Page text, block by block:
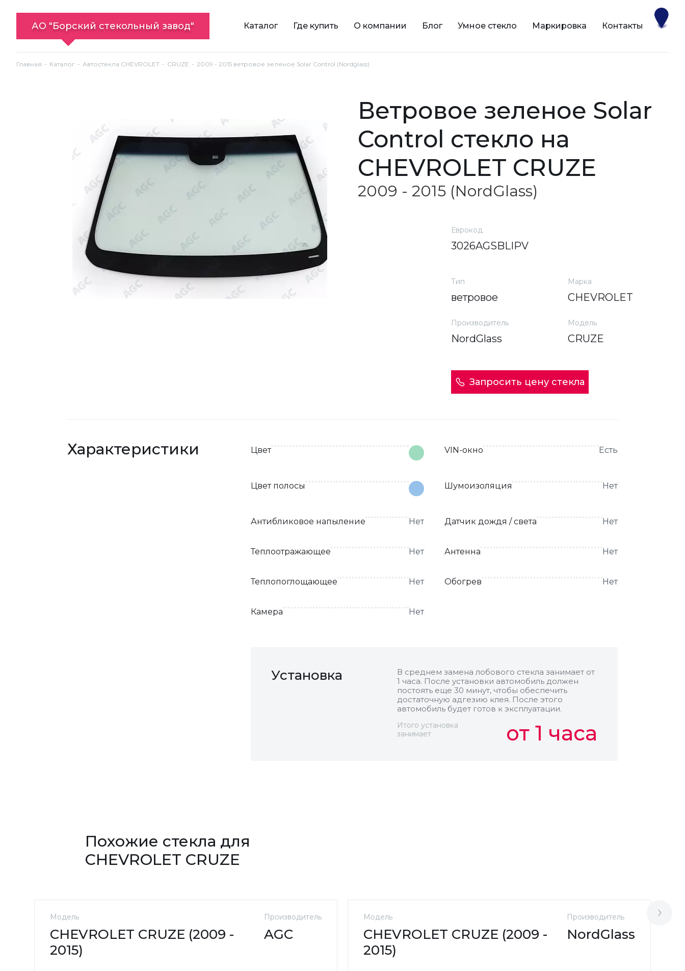
АО "Борский стекольный завод" Каталог Где купить О компании Блог Умное стекло Маркировка Контакты
Главная Каталог Автостекла CHEVROLET CRUZE 2009 - 2015 ветровое зеленое Solar Control (Nordglass)
ветровое зеленое Solar
Control стекло на
CHEVROLET CRUZE
2009 - 2015 (NordGlass)
Еврокод
3026AGSBLIPV
Тип
ветровое
Марка
CHEVROLET
Производитель
NordGlass
Модель
CRUZE
Запросить цену стекла
Характеристики Цвет VIN-окно Есть
Цвет полосы Шумоизоляция Нет
Антибликовое напыление Нет Датчик дождя / света Нет
Теплоотражающее Нет Антенна Нет
Теплопоглощающее Нет Обогрев Нет
Камера Нет
Установка
В среднем замена лобового стекла занимает от
1 часа. После установки автомобиль должен
постоять еще 30 минут, чтобы обеспечить
достаточную адгезию клея. После этого
автомобиль будет готов к эксплуатации.
Итого установка
занимает
от 1 часа
Похожие стекла для
CHEVROLET CRUZE
Модель
CHEVROLET CRUZE (2009 -
2015)
Производитель
AGC
Модель
CHEVROLET CRUZE (2009 -
2015)
Производитель
NordGlass